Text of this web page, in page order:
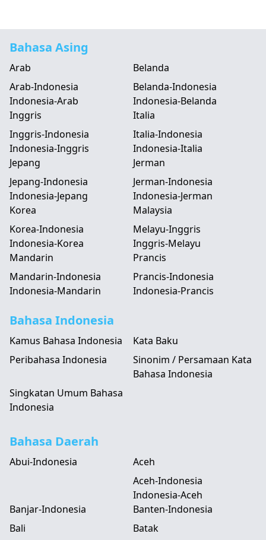
Bahasa Asing
Arab
Arab-Indonesia
Indonesia-Arab
Belanda
Belanda-Indonesia
Indonesia-Belanda
Inggris
Inggris-Indonesia
Indonesia-Inggris
Italia
Italia-Indonesia
Indonesia-Italia
Jepang
Jepang-Indonesia
Indonesia-Jepang
Jerman
Jerman-Indonesia
Indonesia-Jerman
Korea
Korea-Indonesia
Indonesia-Korea
Malaysia
Melayu-Inggris
Inggris-Melayu
Mandarin
Mandarin-Indonesia
Indonesia-Mandarin
Prancis
Prancis-Indonesia
Indonesia-Prancis
Bahasa Indonesia
Kamus Bahasa Indonesia
Kata Baku
Peribahasa Indonesia
Sinonim / Persamaan Kata
Bahasa Indonesia
Singkatan Umum Bahasa
Indonesia
Bahasa Daerah
Abui-Indonesia
Aceh
Aceh-Indonesia
Indonesia-Aceh
Banjar-Indonesia
Banten-Indonesia
Bali
Batak